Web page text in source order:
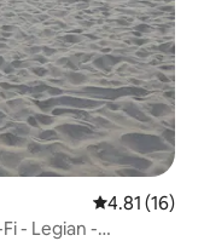
Calificación
4.81 (16)
- Legian -